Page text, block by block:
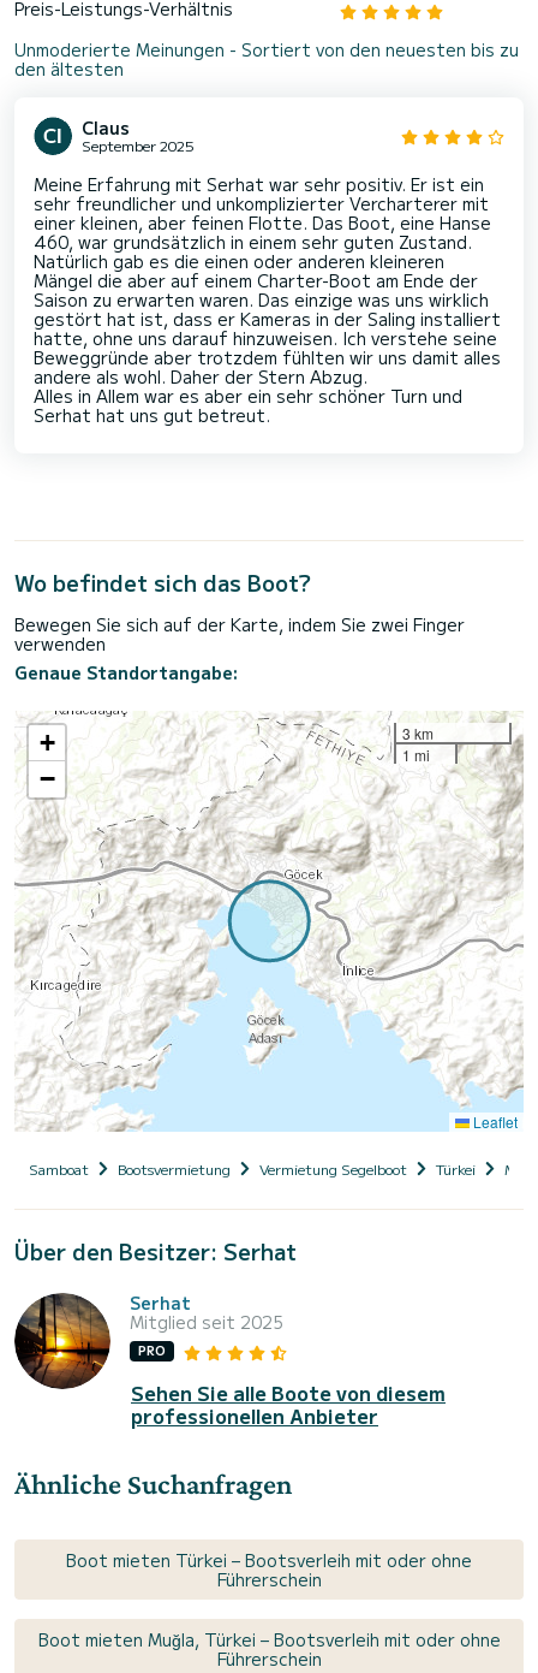
Preis-Leistungs-Verhältnis
Unmoderierte Meinungen - Sortiert von den neuesten bis zu
den ältesten
Claus
September 2025
Meine Erfahrung mit Serhat war sehr positiv. Er ist ein
sehr freundlicher und unkomplizierter Vercharterer mit
einer kleinen, aber feinen Flotte. Das Boot, eine Hanse
460, war grundsätzlich in einem sehr guten Zustand.
Natürlich gab es die einen oder anderen kleineren
Mängel die aber auf einem Charter-Boot am Ende der
Saison zu erwarten waren. Das einzige was uns wirklich
gestört hat ist, dass er Kameras in der Saling installiert
hatte, ohne uns darauf hinzuweisen. Ich verstehe seine
Beweggründe aber trotzdem fühlten wir uns damit alles
andere als wohl. Daher der Stern Abzug.
Alles in Allem war es aber ein sehr schöner Turn und
Serhat hat uns gut betreut.
Wo befindet sich das Boot?
Bewegen Sie sich auf der Karte, indem Sie zwei Finger
verwenden
Genaue Standortangabe:
+
−
3 km
1 mi
Leaflet
Samboat Bootsvermietung Vermietung Segelboot Türkei
Über den Besitzer: Serhat
Serhat
Mitglied seit 2025
PRO
Sehen Sie alle Boote von diesem
professionellen Anbieter
Ähnliche Suchanfragen
Boot mieten Türkei – Bootsverleih mit oder ohne
Führerschein
Boot mieten Muğla, Türkei – Bootsverleih mit oder ohne
Führerschein